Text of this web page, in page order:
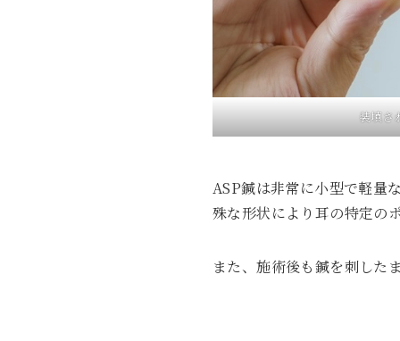
装填さ
ASP鍼は非常に小型で軽量
殊な形状により耳の特定の
また、施術後も鍼を刺した